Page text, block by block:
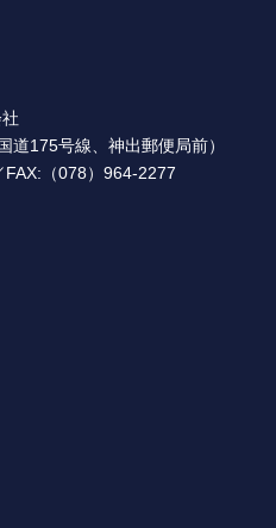
道175号線、神出郵便局前）
（078）964-2277